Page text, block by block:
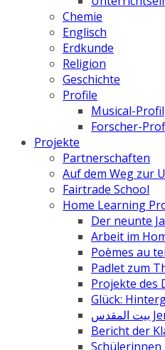
Chemie
Englisch
Erdkunde
Religion
Geschichte
Profile
Musical-Profil
Forscher-
Projekte
Partnerschaften
Auf dem Weg zur
Fairtrade School
Home Learning
Der neunte
Arbeit im
Poèmes au
Padlet zum
Projekte des
Glück:
Bericht der